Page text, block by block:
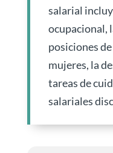
salarial
ocupacional,
posiciones
mujeres, la
tareas de
salariales